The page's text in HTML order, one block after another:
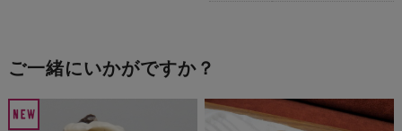
ご一緒にいかがですか？